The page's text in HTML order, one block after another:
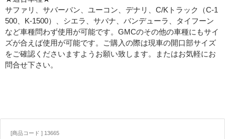
サファリ、サバーバン、ユーコン、デナリ、C/Kトラック（C-1
500、K-1500）、シエラ、サバナ、バンデューラ、タイフーン
など車種問わず使用が可能です。GMCのその他の車種にもサイ
ズが合えば使用が可能です。ご購入の際は現車の開口部サイズ
をご確認くださいますようお願い致します。またはお気軽にお
問合せ下さい。
[商品コード ] 13665